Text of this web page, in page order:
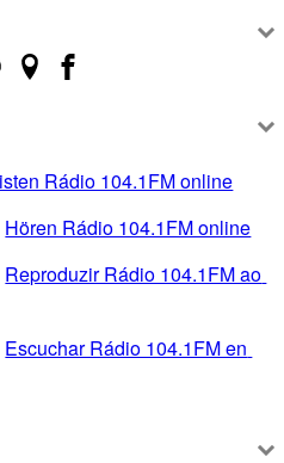
Rádio 104.1FM online
Hören Rádio 104.1FM online
Reproduzir Rádio 104.1FM ao
Escuchar Rádio 104.1FM en